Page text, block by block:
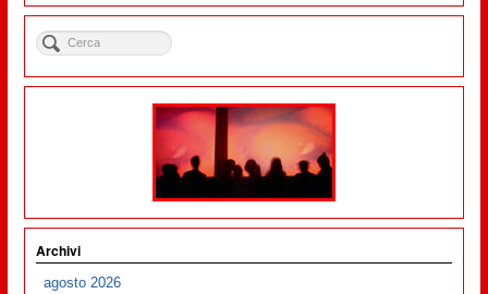
Archivi
agosto 2026